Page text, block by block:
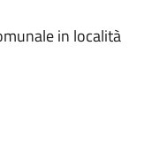
in località